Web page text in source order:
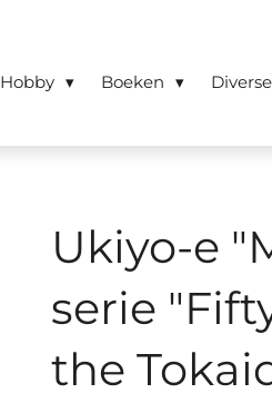
Hobby Boeken
Ukiyo-e
serie
the